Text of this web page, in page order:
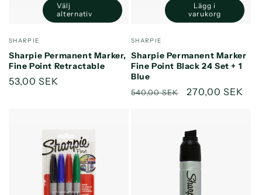
Säljare:
SHARPIE
Sharpie Permanent Marker,
Fine Point Retractable
Ordinarie
53,00 SEK
Välj
alternativ
Säljare:
SHARPIE
Sharpie Permanent Marker
Fine Point Black 24 Set + 1
Blue
Ordinarie
540,00 SEK 270,00 SEK
Minska
kvantitet
Title
Öka
kvantitet
Title
Lägg i
varukorg